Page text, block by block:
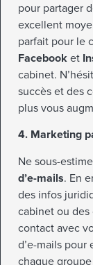
pour partager
excellent
parfait pour le
Facebook et
cabinet.
succès et des
plus vous
4. Marketing
Ne sous-
d’e-mails. En
des infos
cabinet ou des
contact avec
d’e-mails pour
chaque